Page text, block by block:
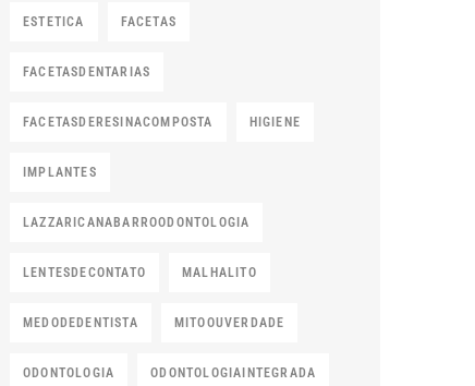
ESTETICA FACETAS
FACETASDENTARIAS
FACETASDERESINACOMPOSTA HIGIENE
IMPLANTES
LAZZARICANABARROODONTOLOGIA
LENTESDECONTATO MALHALITO
MEDODEDENTISTA MITOOUVERDADE
ODONTOLOGIA ODONTOLOGIAINTEGRADA